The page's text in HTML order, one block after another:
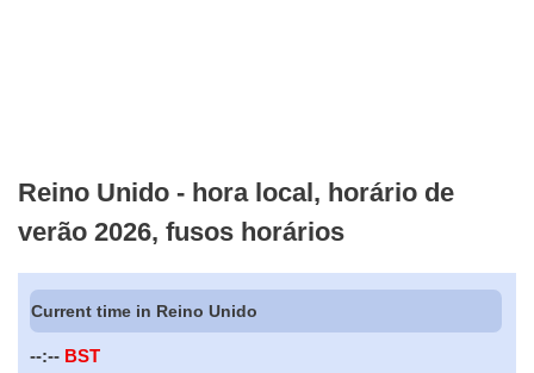
Reino Unido - hora local, horário de
verão 2026, fusos horários
Current time in Reino Unido
--:-- BST